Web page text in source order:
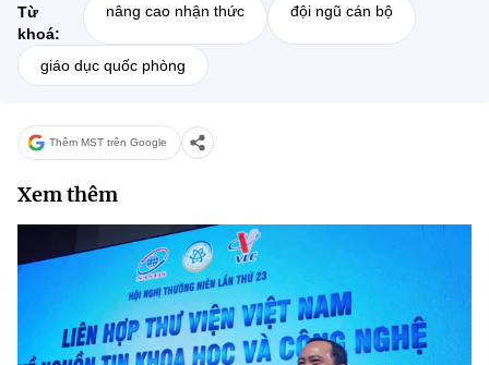
Từ
khoá:
nâng cao nhận thức đội ngũ cán bộ
giáo dục quốc phòng
Thêm MST trên Google
Xem thêm